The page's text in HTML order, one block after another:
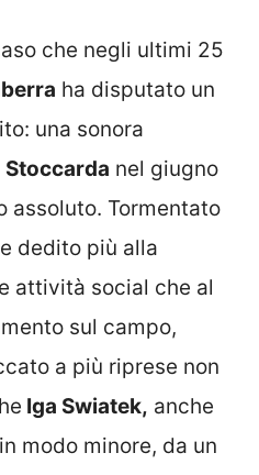
che negli ultimi 25
ha disputato un
una sonora
Stoccarda nel giugno
assoluto. Tormentato
dedito più alla
attività social che al
sul campo,
a più riprese non
Iga Swiatek, anche
modo minore, da un